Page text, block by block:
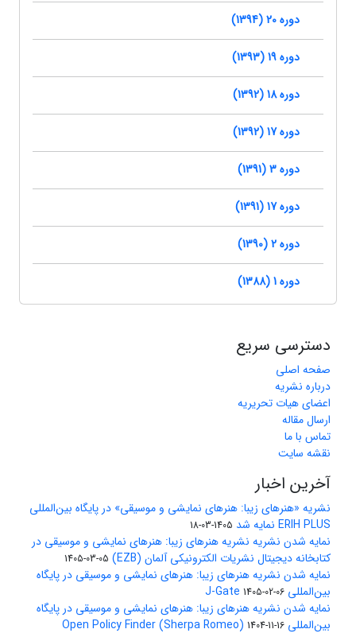
دوره 20 (1394)
دوره 19 (1393)
دوره 18 (1392)
دوره 17 (1392)
دوره 3 (1391)
دوره 17 (1391)
دوره 2 (1390)
دوره 1 (1388)
دسترسی سریع
صفحه اصلی
درباره نشریه
اعضای هیات تحریریه
ارسال مقاله
تماس با ما
نقشه سایت
آخرین اخبار
نشریه «هنرهای زیبا: هنرهای نمایشی و موسیقی» در پایگاه بین‌المللی
ERIH PLUS نمایه شد
1405-03-18
نمایه شدن نشریه نشریه هنرهای زیبا: هنرهای نمایشی و موسیقی در
کتابخانه دیجیتال نشریات الکترونیکی آلمان (EZB)
1405-03-05
نمایه شدن نشریه هنرهای زیبا: هنرهای نمایشی و موسیقی در پایگاه
بین‌المللی J-Gate 1405-02-06
نمایه شدن نشریه هنرهای زیبا: هنرهای نمایشی و موسیقی در پایگاه
بین‌المللی Open Policy Finder (Sherpa Romeo) 1404-11-16